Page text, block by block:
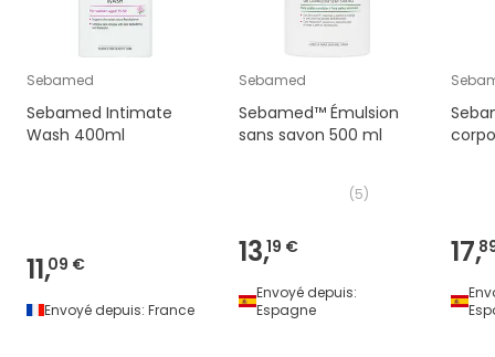
Sebamed
Sebamed Intimate
Wash 400ml
11,09 €
Envoyé depuis: France
Sebamed
Sebamed™ Émulsion
sans savon 500 ml
(5)
13,19 €
Envoyé depuis:
Espagne
17,